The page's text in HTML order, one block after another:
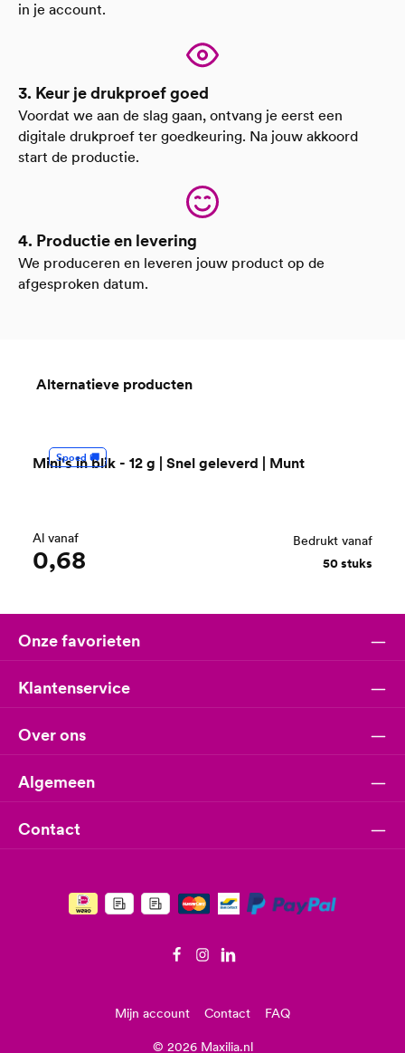
in je account.
3. Keur je drukproef goed
Voordat we aan de slag gaan, ontvang je eerst een
digitale drukproef ter goedkeuring. Na jouw akkoord
start de productie.
4. Productie en levering
We produceren en leveren jouw product op de
afgesproken datum.
Alternatieve producten
Spoed 🚚
Mini's in blik - 12 g | Snel geleverd | Munt
Al vanaf
0,68
Bedrukt vanaf
50 stuks
Onze favorieten
Klantenservice
Over ons
Algemeen
Contact
© 2026 Maxilia.nl
Mijn account Contact FAQ